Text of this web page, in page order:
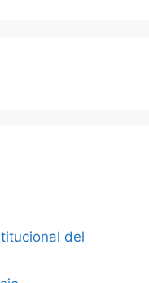
del